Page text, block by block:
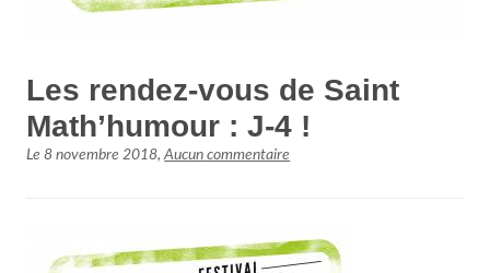
Les rendez-vous de Saint
Math’humour : J-4 !
Le8 novembre 2018,Aucun commentaire